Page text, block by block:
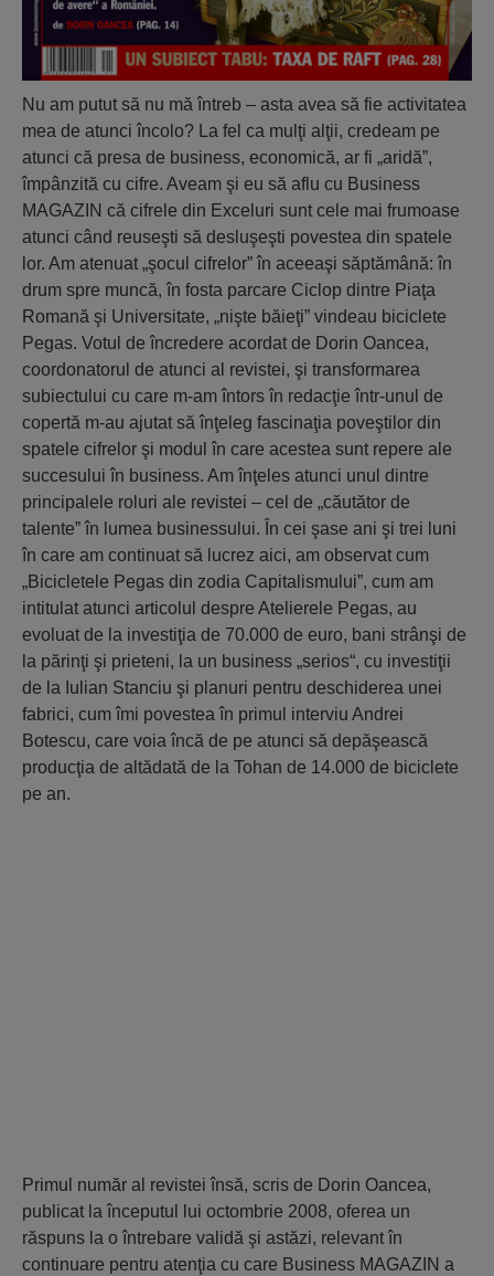
Nu am putut să nu mă întreb – asta avea să fie activitatea
mea de atunci încolo? La fel ca mulţi alţii, credeam pe
atunci că presa de business, economică, ar fi „aridă”,
împânzită cu cifre. Aveam şi eu să aflu cu Business
MAGAZIN că cifrele din Exceluri sunt cele mai frumoase
atunci când reuseşti să desluşeşti povestea din spatele
lor. Am atenuat „şocul cifrelor” în aceeaşi săptămână: în
drum spre muncă, în fosta parcare Ciclop dintre Piaţa
Romană şi Universitate, „nişte băieţi” vindeau biciclete
Pegas. Votul de încredere acordat de Dorin Oancea,
coordonatorul de atunci al revistei, şi transformarea
subiectului cu care m-am întors în redacţie într-unul de
copertă m-au ajutat să înţeleg fascinaţia poveştilor din
spatele cifrelor şi modul în care acestea sunt repere ale
succesului în business. Am înţeles atunci unul dintre
principalele roluri ale revistei – cel de „căutător de
talente” în lumea businessului. În cei şase ani şi trei luni
în care am continuat să lucrez aici, am observat cum
„Bicicletele Pegas din zodia Capitalismului”, cum am
intitulat atunci articolul despre Atelierele Pegas, au
evoluat de la investiţia de 70.000 de euro, bani strânşi de
la părinţi şi prieteni, la un business „serios“, cu investiţii
de la Iulian Stanciu şi planuri pentru deschiderea unei
fabrici, cum îmi povestea în primul interviu Andrei
Botescu, care voia încă de pe atunci să depăşească
producţia de altădată de la Tohan de 14.000 de biciclete
pe an.
Primul număr al revistei însă, scris de Dorin Oancea,
publicat la începutul lui octombrie 2008, oferea un
răspuns la o întrebare validă şi astăzi, relevant în
continuare pentru atenţia cu care Business MAGAZIN a